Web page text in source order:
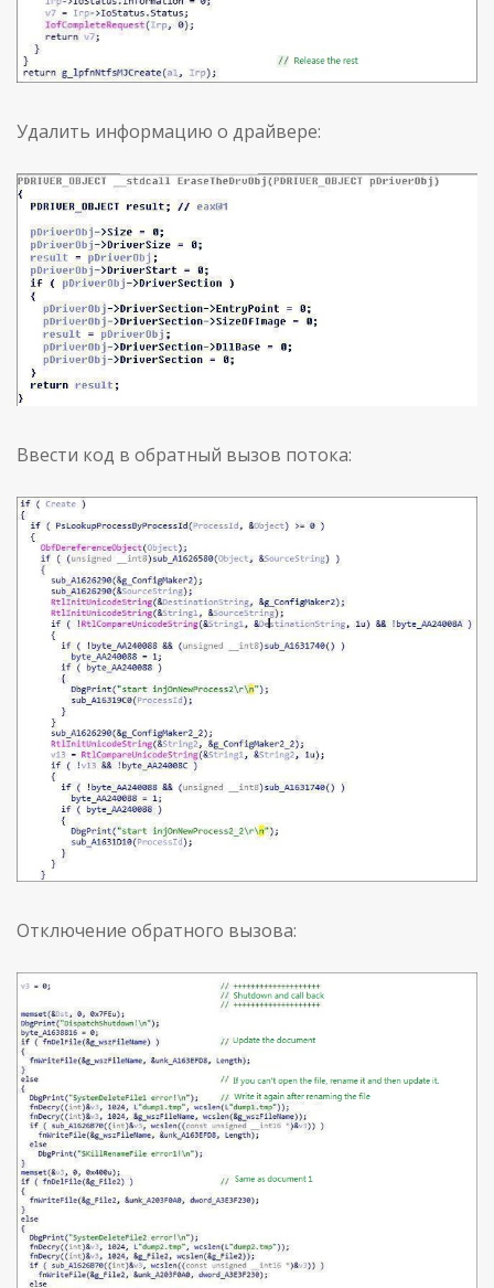
Удалить информацию о драйвере:
Ввести код в обратный вызов потока:
Отключение обратного вызова: